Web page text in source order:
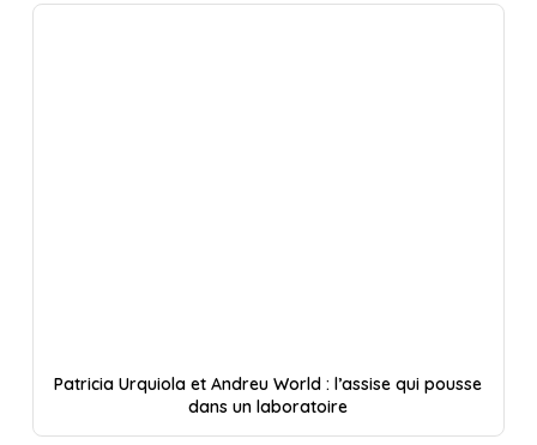
Patricia Urquiola et Andreu World : l’assise qui pousse
dans un laboratoire